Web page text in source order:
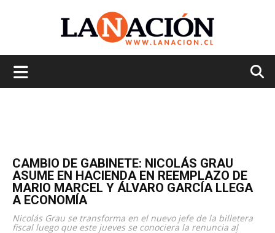
CAMBIO DE GABINETE: NICOLÁS GRAU
ASUME EN HACIENDA EN REEMPLAZO DE
MARIO MARCEL Y ÁLVARO GARCÍA LLEGA
A ECONOMÍA
Nicolás Grau se transforma en el nuevo jefe de la billetera
fiscal luego que este jueves se conociera la renuncia al